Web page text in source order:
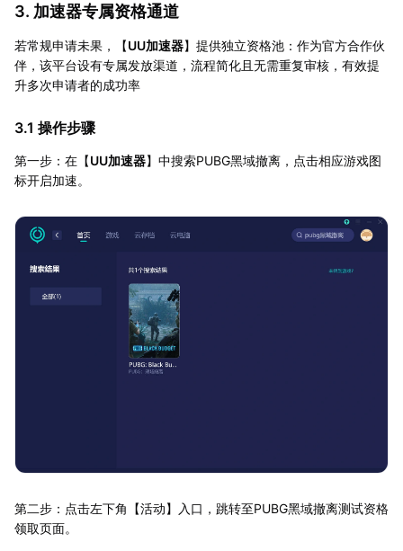
3. 加速器专属资格通道
若常规申请未果，【UU加速器】提供独立资格池：作为官方合作伙
伴，该平台设有专属发放渠道，流程简化且无需重复审核，有效提
升多次申请者的成功率
3.1 操作步骤
第一步：在【UU加速器】中搜索PUBG黑域撤离，点击相应游戏图
标开启加速。
第二步：点击左下角【活动】入口，跳转至PUBG黑域撤离测试资格
领取页面。